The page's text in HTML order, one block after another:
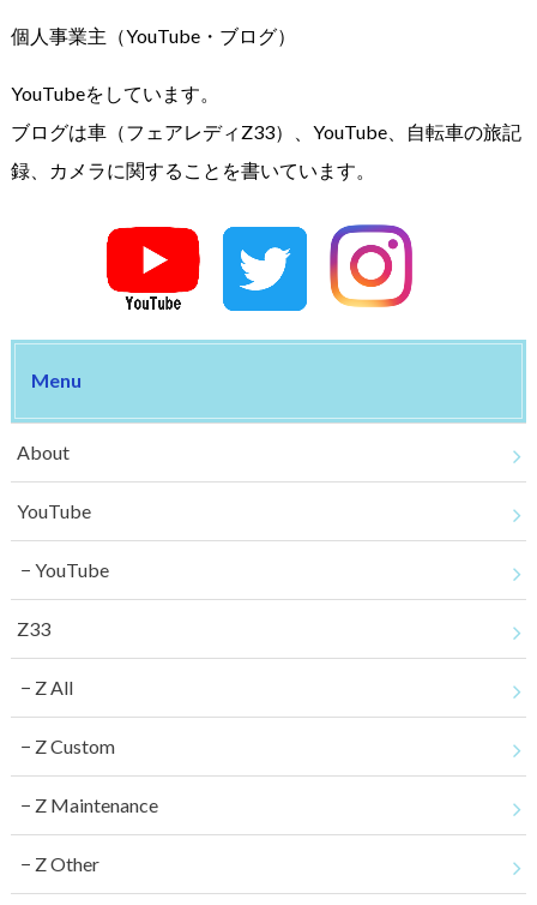
個人事業主（YouTube・ブログ）
YouTubeをしています。
ブログは車（フェアレディZ33）、YouTube、自転車の旅記
録、カメラに関することを書いています。
Menu
About
YouTube
YouTube
Z33
Z All
Z Custom
Z Maintenance
Z Other